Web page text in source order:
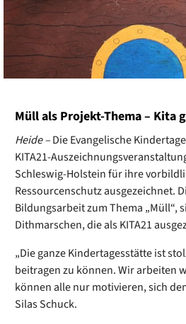
Müll als Projekt-Thema – Kita
Heide –Die Evangelische
KITA21-
Schleswig-Holstein für ihre
Ressourcenschutz ausgezeichnet.
Bildungsarbeit zum Thema „Müll“,
Dithmarschen, die als KITA21
„Die ganze Kindertagesstätte ist
beitragen zu können. Wir arbeiten
können alle nur motivieren, sich
Silas Schuck.